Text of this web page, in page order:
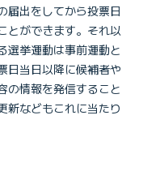
届出をしてから投票日
とができます。それ以
選挙運動は事前運動と
日当日以降に候補者や
の情報を発信すること
新などもこれに当たり